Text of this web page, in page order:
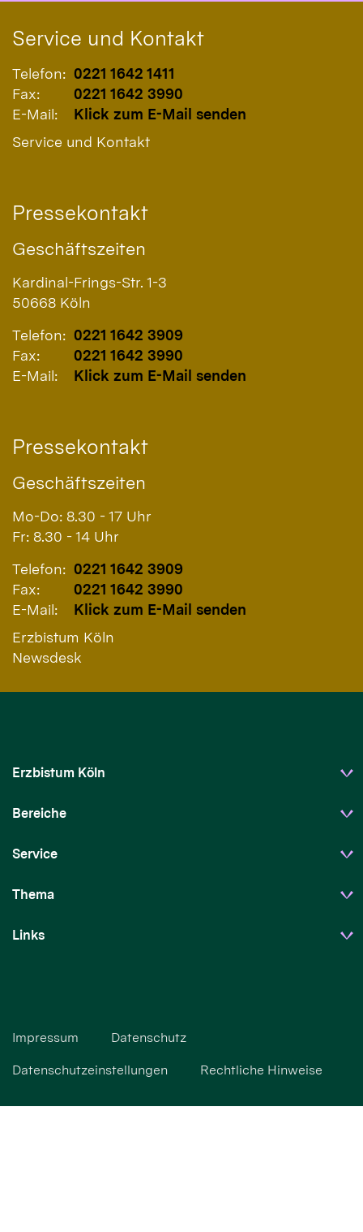
Service und Kontakt
Telefon: 0221 1642 1411
Fax:
0221 1642 3990
E-Mail:
Klick zum E-Mail senden
Service und Kontakt
Pressekontakt
Geschäftszeiten
Kardinal-Frings-Str. 1-3
50668 Köln
Telefon: 0221 1642 3909
Fax:
0221 1642 3990
E-Mail:
Klick zum E-Mail senden
Pressekontakt
Geschäftszeiten
Mo-Do: 8.30 - 17 Uhr
Fr: 8.30 - 14 Uhr
Telefon: 0221 1642 3909
Fax:
0221 1642 3990
E-Mail:
Klick zum E-Mail senden
Erzbistum Köln
Newsdesk
Erzbistum Köln
Bereiche
Service
Thema
Links
Impressum Datenschutz
Datenschutzeinstellungen Rechtliche Hinweise